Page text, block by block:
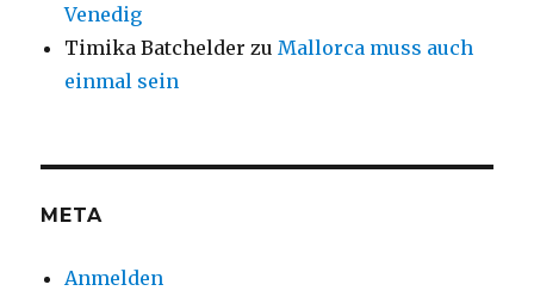
Venedig
Timika Batchelder zu Mallorca muss auch
einmal sein
META
Anmelden